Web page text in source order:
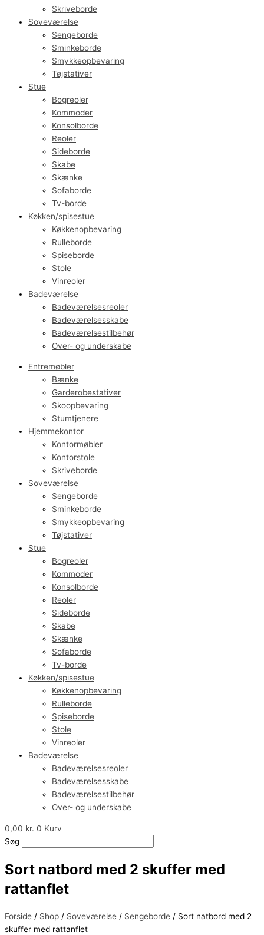
Skriveborde
Soveværelse
Sengeborde
Sminkeborde
Smykkeopbevaring
Tøjstativer
Stue
Bogreoler
Kommoder
Konsolborde
Reoler
Sideborde
Skabe
Skænke
Sofaborde
Tv-borde
Køkken/spisestue
Køkkenopbevaring
Rulleborde
Spiseborde
Stole
Vinreoler
Badeværelse
Badeværelsesreoler
Badeværelsesskabe
Badeværelsestilbehør
Over- og underskabe
Entremøbler
Bænke
Garderobestativer
Skoopbevaring
Stumtjenere
Hjemmekontor
Kontormøbler
Kontorstole
Skriveborde
Soveværelse
Sengeborde
Sminkeborde
Smykkeopbevaring
Tøjstativer
Stue
Bogreoler
Kommoder
Konsolborde
Reoler
Sideborde
Skabe
Skænke
Sofaborde
Tv-borde
Køkken/spisestue
Køkkenopbevaring
Rulleborde
Spiseborde
Stole
Vinreoler
Badeværelse
Badeværelsesreoler
Badeværelsesskabe
Badeværelsestilbehør
Over- og underskabe
0,00 kr. 0 Kurv
Søg
Sort natbord med 2 skuffer med
rattanflet
Forside / Shop / Soveværelse / Sengeborde / Sort natbord med 2
skuffer med rattanflet